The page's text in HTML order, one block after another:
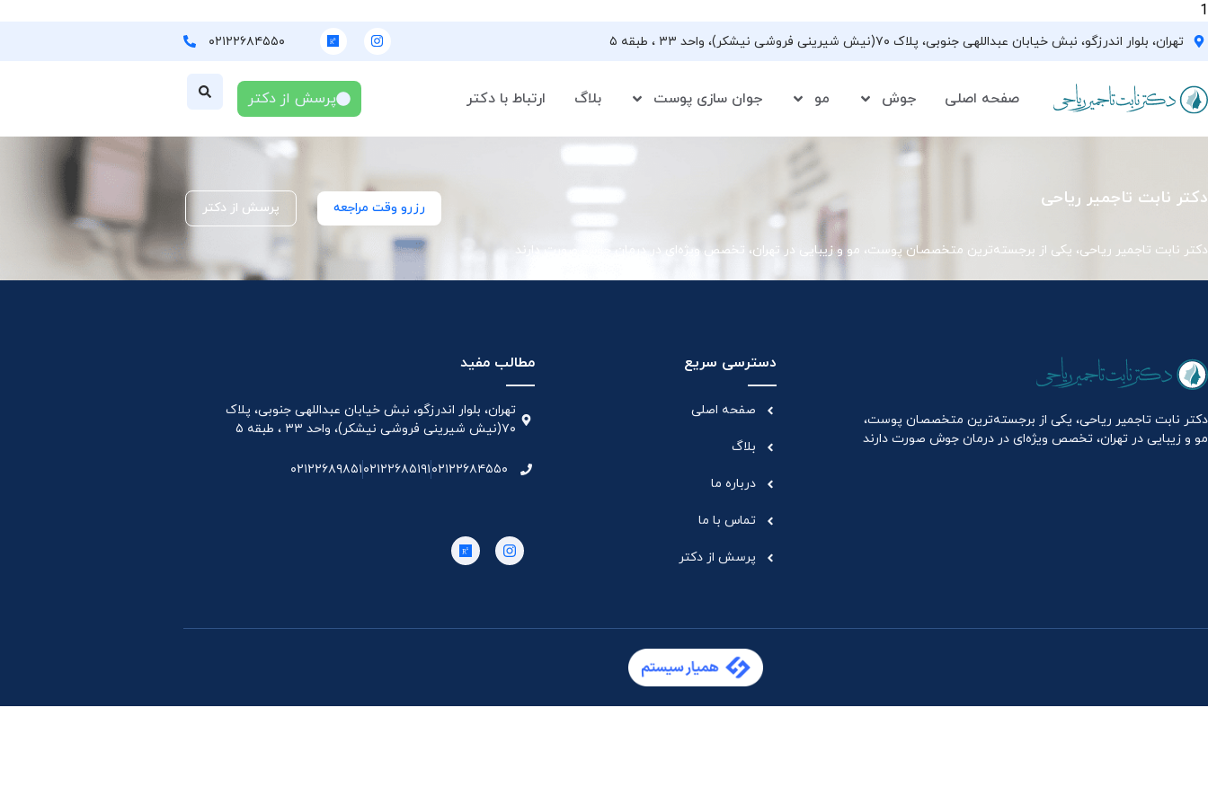
1
تهران، بلوار اندرزگو، نبش خیابان عبداللهی جنوبی، پلاک ۷۰(نیش شیرینی فروشی نیشکر)، واحد ۳۳ ، طبقه ۵ ۰۲۱۲۲۶۸۴۵۵۰
صفحه اصلی جوش مو جوان سازی پوست بلاگ ارتباط با دکتر پرسش از دکتر
دکتر نابت تاجمیر ریاحی
دکتر نابت تاجمیر ریاحی، یکی از برجسته‌ترین متخصصان پوست، مو و زیبایی در تهران، تخصص ویژه‌ای در درمان جوش صورت دارند
رزرو وقت مراجعه پرسش از دکتر
دکتر نابت تاجمیر ریاحی، یکی از برجسته‌ترین متخصصان پوست،
مو و زیبایی در تهران، تخصص ویژه‌ای در درمان جوش صورت دارند
دسترسی سریع
صفحه اصلی
بلاگ
درباره ما
تماس با ما
پرسش از دکتر
مطالب مفید
تهران، بلوار اندرزگو، نبش خیابان عبداللهی جنوبی، پلاک
۷۰(نیش شیرینی فروشی نیشکر)، واحد ۳۳ ، طبقه ۵
۰۲۱۲۲۶۸۴۵۵۰۰۲۱۲۲۶۸۵۱۹۱۰۲۱۲۲۶۸۹۸۵۱